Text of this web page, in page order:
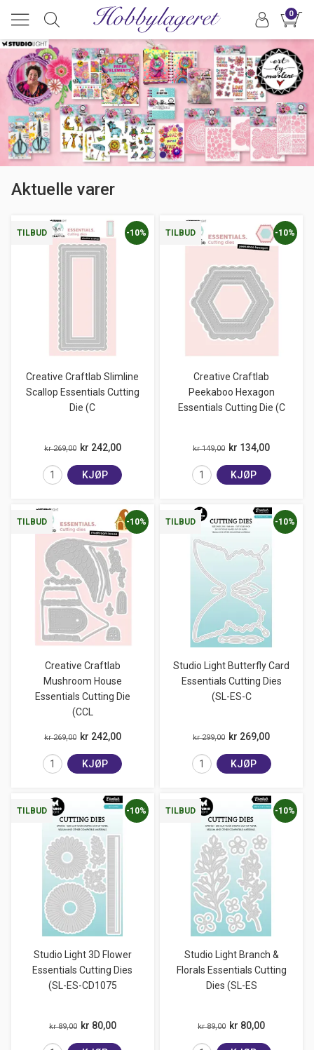
0
Aktuelle varer
TILBUD
Creative Craftlab Slimline
Scallop Essentials Cutting
Die (C
-10%
kr 269,00 kr 242,00
KJØP
TILBUD
Creative Craftlab
Peekaboo Hexagon
Essentials Cutting Die (C
-10%
kr 149,00 kr 134,00
KJØP
TILBUD
Creative Craftlab
Mushroom House
Essentials Cutting Die
(CCL
-10%
kr 269,00 kr 242,00
KJØP
TILBUD
Studio Light Butterfly Card
Essentials Cutting Dies
(SL-ES-C
-10%
kr 299,00 kr 269,00
KJØP
TILBUD
Studio Light 3D Flower
Essentials Cutting Dies
(SL-ES-CD1075
-10%
kr 89,00 kr 80,00
TILBUD
Studio Light Branch &
Florals Essentials Cutting
Dies (SL-ES
-10%
kr 89,00 kr 80,00